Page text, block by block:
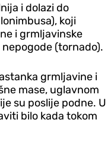
i dolazi do
koji
i grmljavinske
(tornado).
grmljavine i
mase, uglavnom
su poslije podne. U
bilo kada tokom